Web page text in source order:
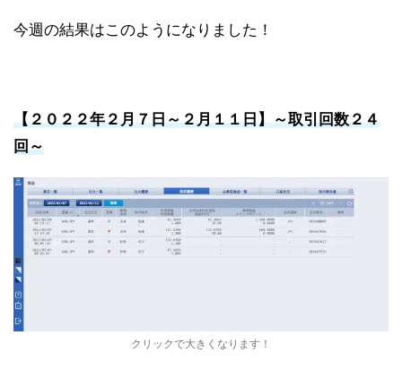
今週の結果はこのようになりました！
【２０２２年２月７日～２月１１日】～取引回数２４
回～
クリックで大きくなります！